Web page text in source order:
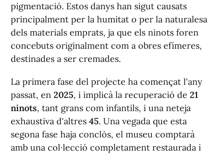
pigmentació. Estos danys han sigut causats
principalment per la humitat o per la naturalesa
dels materials emprats, ja que els ninots foren
concebuts originalment com a obres efímeres,
destinades a ser cremades.
La primera fase del projecte ha començat l'any
passat, en 2025, i implicà la recuperació de 21
ninots, tant grans com infantils, i una neteja
exhaustiva d'altres 45. Una vegada que esta
segona fase haja conclòs, el museu comptarà
amb una col·lecció completament restaurada i